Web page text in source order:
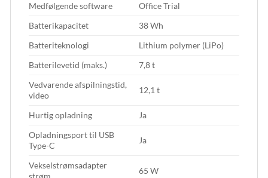
Medfølgende software
Office Trial
Batterikapacitet
38 Wh
Batteriteknologi
Lithium polymer (LiPo)
Batterilevetid (maks.)
7,8 t
Vedvarende afspilningstid,
video
12,1 t
Hurtig opladning
Ja
Opladningsport til USB
Type-C
Ja
Vekselstrømsadapter
65 W